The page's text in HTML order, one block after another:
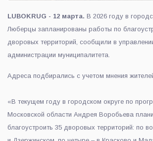
LUBOKRUG - 12 марта. В 2026 году в
Люберцы запланированы работы по
дворовых территорий, сообщили в
администрации муниципалитета.
Адреса подбирались с учетом мнения
«В текущем году в городском округе по
Московской области Андрея Воробьева
благоустроить 35 дворовых территорий: по